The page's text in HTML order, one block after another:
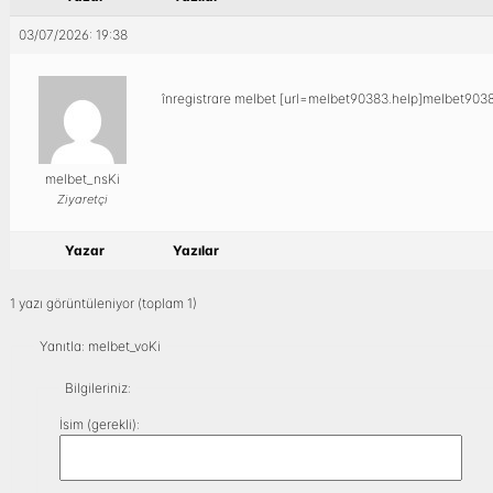
03/07/2026: 19:38
melbet_nsKi
Ziyaretçi
înregistrare melbet
Yazar Yazılar
1 yazı görüntüleniyor (toplam 1)
Yanıtla: melbet_voKi
Bilgileriniz:
İsim (gerekli):